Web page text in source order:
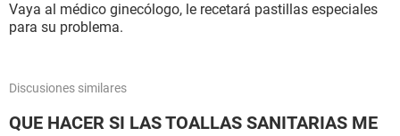
Vaya al médico ginecólogo, le recetará pastillas especiales
para su problema.
Discusiones similares
QUE HACER SI LAS TOALLAS SANITARIAS ME